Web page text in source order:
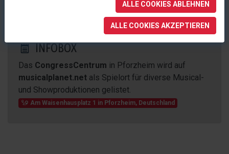
INFOBOX
Das CongressCentrum in Pforzheim wird auf
musicalplanet.net als Spielort für diverse Musical-
und Showproduktionen gelistet.
Am Waisenhausplatz 1 in Pforzheim, Deutschland
ALLE COOKIES ABLEHNEN
ALLE COOKIES AKZEPTIEREN